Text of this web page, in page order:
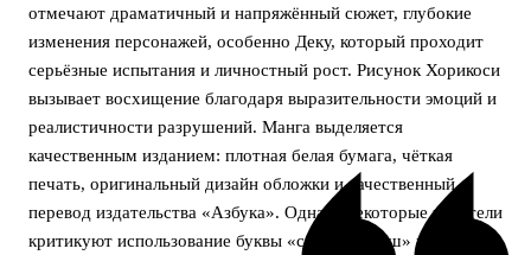
отмечают драматичный и напряжённый сюжет, глубокие
изменения персонажей, особенно Деку, который проходит
серьёзные испытания и личностный рост. Рисунок Хорикоси
вызывает восхищение благодаря выразительности эмоций и
реалистичности разрушений. Манга выделяется
качественным изданием: плотная белая бумага, чёткая
печать, оригинальный дизайн обложки и качественный
перевод издательства «Азбука». Однако некоторые читатели
критикуют использование буквы «с» вместо «ш» в именах